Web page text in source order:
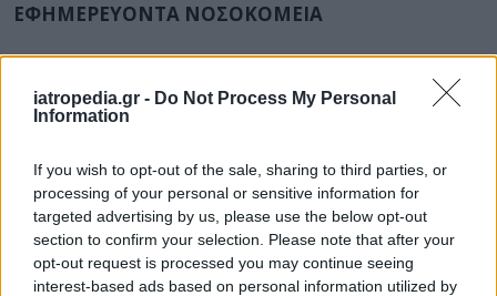
iatropedia.gr - Do Not Process My Personal
Information
If you wish to opt-out of the sale, sharing to third parties, or
processing of your personal or sensitive information for
targeted advertising by us, please use the below opt-out
section to confirm your selection. Please note that after your
opt-out request is processed you may continue seeing
interest-based ads based on personal information utilized by
ΕΦΗΜΕΡΕΥΟΝΤΑ ΝΟΣΟΚΟΜΕΙΑ